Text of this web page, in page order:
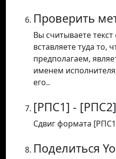
Проверить
Вы считываете
вставляете туда то,
предполагаем,
именем
его..
[РПС1] - [РПС2]
Сдвиг формата
Поделиться